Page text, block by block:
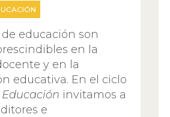
de educación son
en la
y en la
educativa. En el ciclo
invitamos a
e